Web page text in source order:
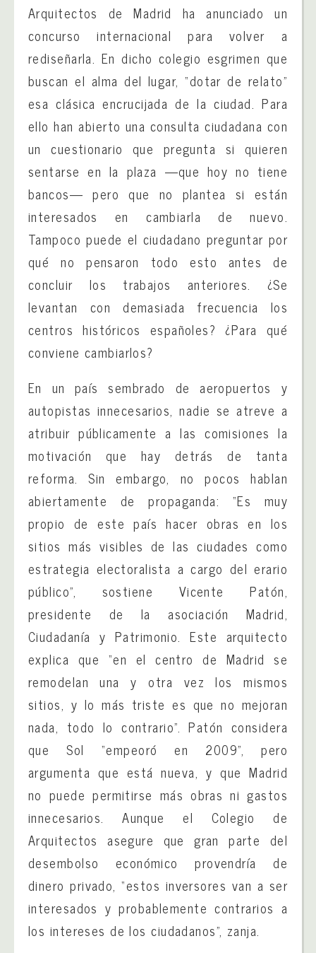
Arquitectos de Madrid ha anunciado un
concurso internacional para volver a
rediseñarla. En dicho colegio esgrimen que
buscan el alma del lugar, “dotar de relato”
esa clásica encrucijada de la ciudad. Para
ello han abierto una consulta ciudadana con
un cuestionario que pregunta si quieren
sentarse en la plaza —que hoy no tiene
bancos— pero que no plantea si están
interesados en cambiarla de nuevo.
Tampoco puede el ciudadano preguntar por
qué no pensaron todo esto antes de
concluir los trabajos anteriores. ¿Se
levantan con demasiada frecuencia los
centros históricos españoles? ¿Para qué
conviene cambiarlos?
En un país sembrado de aeropuertos y
autopistas innecesarios, nadie se atreve a
atribuir públicamente a las comisiones la
motivación que hay detrás de tanta
reforma. Sin embargo, no pocos hablan
abiertamente de propaganda: “Es muy
propio de este país hacer obras en los
sitios más visibles de las ciudades como
estrategia electoralista a cargo del erario
público”, sostiene Vicente Patón,
presidente de la asociación Madrid,
Ciudadanía y Patrimonio. Este arquitecto
explica que “en el centro de Madrid se
remodelan una y otra vez los mismos
sitios, y lo más triste es que no mejoran
nada, todo lo contrario”. Patón considera
que Sol “empeoró en 2009”, pero
argumenta que está nueva, y que Madrid
no puede permitirse más obras ni gastos
innecesarios. Aunque el Colegio de
Arquitectos asegure que gran parte del
desembolso económico provendría de
dinero privado, “estos inversores van a ser
interesados y probablemente contrarios a
los intereses de los ciudadanos”, zanja.